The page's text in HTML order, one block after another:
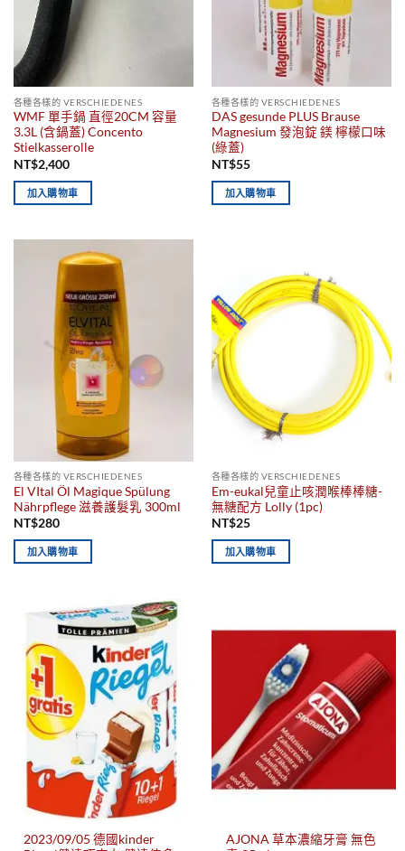
各種各樣的 VERSCHIEDENES
WMF 單手鍋 直徑20CM 容量
3.3L (含鍋蓋) Concento
Stielkasserolle
NT$2,400
加入購物車
各種各樣的 VERSCHIEDENES
DAS gesunde PLUS Brause
Magnesium 發泡錠 鎂 檸檬口味
(綠蓋)
NT$55
加入購物車
各種各樣的 VERSCHIEDENES
El VItal Öl Magique Spülung
Nährpflege 滋養護髮乳 300ml
NT$280
加入購物車
各種各樣的 VERSCHIEDENES
Em-eukal兒童止咳潤喉棒棒糖-
無糖配方 Lolly (1pc)
NT$25
加入購物車
2023/09/05 德國kinder
AJONA 草本濃縮牙膏 無色